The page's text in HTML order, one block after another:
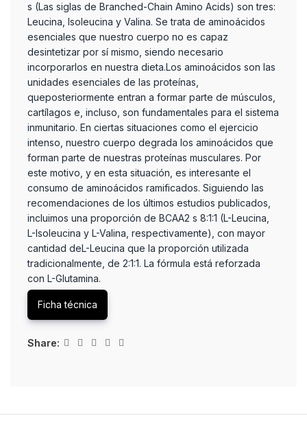
s (Las siglas de Branched-Chain Amino Acids) son tres:
Leucina, Isoleucina y Valina. Se trata de aminoácidos
esenciales que nuestro cuerpo no es capaz
desintetizar por sí mismo, siendo necesario
incorporarlos en nuestra dieta.Los aminoácidos son las
unidades esenciales de las proteínas,
queposteriormente entran a formar parte de músculos,
cartílagos e, incluso, son fundamentales para el sistema
inmunitario. En ciertas situaciones como el ejercicio
intenso, nuestro cuerpo degrada los aminoácidos que
forman parte de nuestras proteínas musculares. Por
este motivo, y en esta situación, es interesante el
consumo de aminoácidos ramificados. Siguiendo las
recomendaciones de los últimos estudios publicados,
incluimos una proporción de BCAA2 s 8:1:1 (L-Leucina,
L-Isoleucina y L-Valina, respectivamente), con mayor
cantidad deL-Leucina que la proporción utilizada
tradicionalmente, de 2:1:1. La fórmula está reforzada
con L-Glutamina.
Ficha técnica
Share: